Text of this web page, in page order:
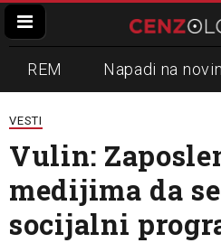
REM Napadi na
Zvučni top
Propaganda Lokalni
Informer Slavko
VESTI
Vulin:
medijima da
socijalni